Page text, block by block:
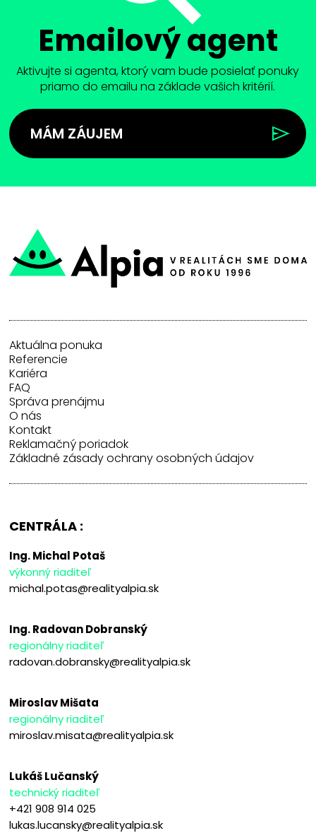
Emailový agent
Aktivujte si agenta, ktorý vam bude posielať ponuky
priamo do emailu na základe vašich kritérií.
MÁM ZÁUJEM
Aktuálna ponuka
Referencie
Kariéra
FAQ
Správa prenájmu
O nás
Kontakt
Reklamačný poriadok
Základné zásady ochrany osobných údajov
CENTRÁLA :
Ing. Michal Potaš
výkonný riaditeľ
michal.potas@realityalpia.sk
Ing. Radovan Dobranský
regionálny riaditeľ
radovan.dobransky@realityalpia.sk
Miroslav Mišata
regionálny riaditeľ
miroslav.misata@realityalpia.sk
Lukáš Lučanský
technický riaditeľ
+421 908 914 025
lukas.lucansky@realityalpia.sk